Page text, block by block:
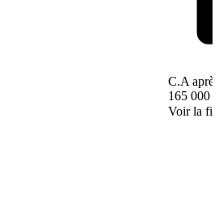
C.A
165 000 €
Voir la